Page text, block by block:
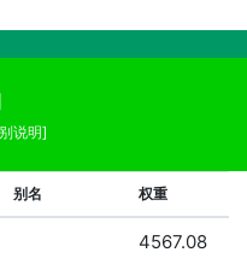
说明]
别名 权重
4567.08